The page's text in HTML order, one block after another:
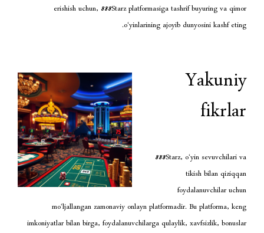
erishish uchun, 888Starz platformasiga
o‘yinlarining
mo‘ljallangan zamonaviy onlayn
imkoniyatlar bilan birga, foydalanuvchilarga